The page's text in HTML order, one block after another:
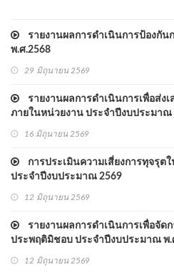
รายงานผลการดำเนินการป้องกัน
พ.ศ.2568
29 มิถุนายน 2569
รายงานผลการดำเนินการเพื่อส่ง
ภายในหน่วยงาน ประจำปีงบประมาณ
16 มิถุนายน 2569
การประเมินความเสี่ยงการทุจรุต
ประจำปีงบประมาณ 2569
12 มิถุนายน 2569
รายงานผลการดำเนินการเพื่อจัด
ประพฤติมิชอบ ประจำปีงบประมาณ พ.
12 มิถุนายน 2569